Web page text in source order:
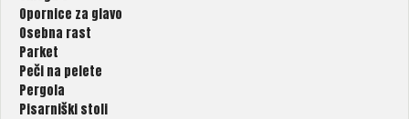
Opornice za glavo
Osebna rast
Parket
Peči na pelete
Pergola
Pisarniški stoli